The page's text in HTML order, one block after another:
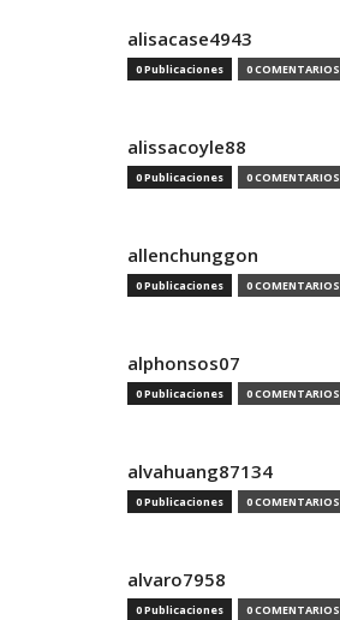
alisacase4943
0 Publicaciones 0 COMENTARIOS
alissacoyle88
0 Publicaciones 0 COMENTARIOS
allenchunggon
0 Publicaciones 0 COMENTARIOS
alphonsos07
0 Publicaciones 0 COMENTARIOS
alvahuang87134
0 Publicaciones 0 COMENTARIOS
alvaro7958
0 Publicaciones 0 COMENTARIOS